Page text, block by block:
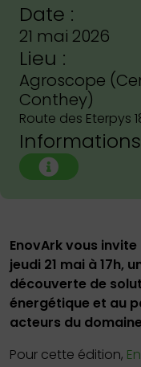
Date :
21 mai 2026
Lieu :
Agroscope
Conthey)
Route des Eterpys
EnovArk vous
jeudi 21 mai à 17h,
découverte de
énergétique et au
acteurs du
Pour cette édition,